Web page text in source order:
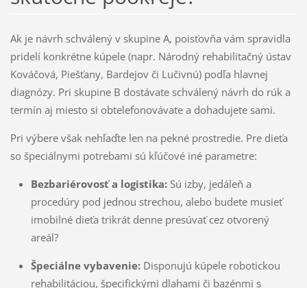
Ak je návrh schválený v skupine A, poisťovňa vám spravidla
pridelí konkrétne kúpele (napr. Národný rehabilitačný ústav
Kováčová, Piešťany, Bardejov či Lučivnú) podľa hlavnej
diagnózy. Pri skupine B dostávate schválený návrh do rúk a
termín aj miesto si obtelefonovávate a dohadujete sami.
Pri výbere však nehľaďte len na pekné prostredie. Pre dieťa
so špeciálnymi potrebami sú kľúčové iné parametre:
Bezbariérovosť a logistika:Sú izby, jedáleň a
procedúry pod jednou strechou, alebo budete musieť
imobilné dieťa trikrát denne presúvať cez otvorený
areál?
Špeciálne vybavenie:Disponujú kúpele robotickou
rehabilitáciou, špecifickými dlahami či bazénmi s